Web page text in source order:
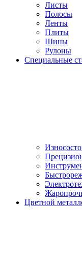
Листы
Полосы
Ленты
Плиты
Шины
Рулоны
Специальные
Цветной